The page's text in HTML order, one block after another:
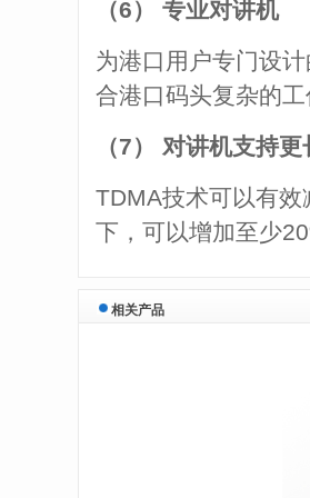
（6） 专业对讲机
为港口用户专门设
合港口码头复杂的
（7） 对讲机支持
TDMA技术可以有
下，可以增加至少
相关产品